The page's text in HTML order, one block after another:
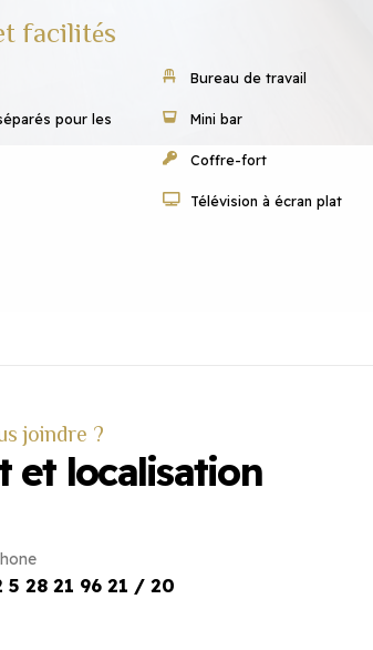
facilités
pour les
Bureau de travail
Mini bar
Coffre-fort
Télévision à écran plat
joindre ?
et localisation
5 28 21 96 21 / 20